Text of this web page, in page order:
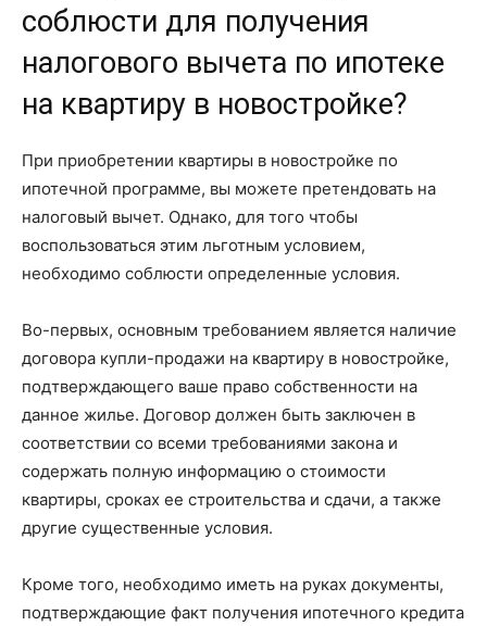
соблюсти для получения
налогового вычета по ипотеке
на квартиру в новостройке?
При приобретении квартиры в новостройке по
ипотечной программе, вы можете претендовать на
налоговый вычет. Однако, для того чтобы
воспользоваться этим льготным условием,
необходимо соблюсти определенные условия.
Во-первых, основным требованием является наличие
договора купли-продажи на квартиру в новостройке,
подтверждающего ваше право собственности на
данное жилье. Договор должен быть заключен в
соответствии со всеми требованиями закона и
содержать полную информацию о стоимости
квартиры, сроках ее строительства и сдачи, а также
другие существенные условия.
Кроме того, необходимо иметь на руках документы,
подтверждающие факт получения ипотечного кредита